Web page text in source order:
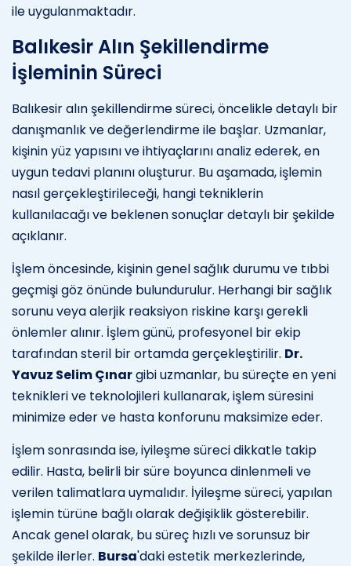
ile uygulanmaktadır.
Balıkesir Alın Şekillendirme
İşleminin Süreci
Balıkesir alın şekillendirme süreci, öncelikle detaylı bir
danışmanlık ve değerlendirme ile başlar. Uzmanlar,
kişinin yüz yapısını ve ihtiyaçlarını analiz ederek, en
uygun tedavi planını oluşturur. Bu aşamada, işlemin
nasıl gerçekleştirileceği, hangi tekniklerin
kullanılacağı ve beklenen sonuçlar detaylı bir şekilde
açıklanır.
İşlem öncesinde, kişinin genel sağlık durumu ve tıbbi
geçmişi göz önünde bulundurulur. Herhangi bir sağlık
sorunu veya alerjik reaksiyon riskine karşı gerekli
önlemler alınır. İşlem günü, profesyonel bir ekip
tarafından steril bir ortamda gerçekleştirilir. Dr.
Yavuz Selim Çınargibi uzmanlar, bu süreçte en yeni
teknikleri ve teknolojileri kullanarak, işlem süresini
minimize eder ve hasta konforunu maksimize eder.
İşlem sonrasında ise, iyileşme süreci dikkatle takip
edilir. Hasta, belirli bir süre boyunca dinlenmeli ve
verilen talimatlara uymalıdır. İyileşme süreci, yapılan
işlemin türüne bağlı olarak değişiklik gösterebilir.
Ancak genel olarak, bu süreç hızlı ve sorunsuz bir
şekilde ilerler. Bursa'daki estetik merkezlerinde,